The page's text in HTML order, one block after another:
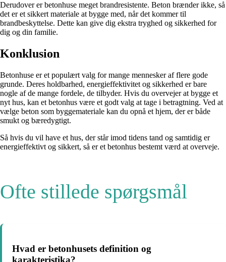
Derudover er betonhuse meget brandresistente. Beton brænder ikke, så
det er et sikkert materiale at bygge med, når det kommer til
brandbeskyttelse. Dette kan give dig ekstra tryghed og sikkerhed for
dig og din familie.
Konklusion
Betonhuse er et populært valg for mange mennesker af flere gode
grunde. Deres holdbarhed, energieffektivitet og sikkerhed er bare
nogle af de mange fordele, de tilbyder. Hvis du overvejer at bygge et
nyt hus, kan et betonhus være et godt valg at tage i betragtning. Ved at
vælge beton som byggemateriale kan du opnå et hjem, der er både
smukt og bæredygtigt.
Så hvis du vil have et hus, der står imod tidens tand og samtidig er
energieffektivt og sikkert, så er et betonhus bestemt værd at overveje.
Ofte stillede spørgsmål
Hvad er betonhusets definition og
karakteristika?